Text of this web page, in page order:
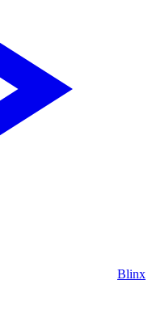
Blinx